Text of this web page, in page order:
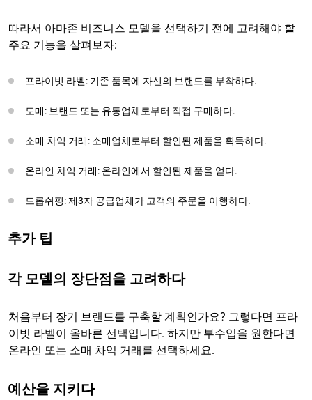
따라서 아마존 비즈니스 모델을 선택하기 전에 고려해야 할
주요 기능을 살펴보자:
프라이빗 라벨: 기존 품목에 자신의 브랜드를 부착하다.
도매: 브랜드 또는 유통업체로부터 직접 구매하다.
소매 차익 거래: 소매업체로부터 할인된 제품을 획득하다.
온라인 차익 거래: 온라인에서 할인된 제품을 얻다.
드롭쉬핑: 제3자 공급업체가 고객의 주문을 이행하다.
추가 팁
각 모델의 장단점을 고려하다
처음부터 장기 브랜드를 구축할 계획인가요? 그렇다면 프라
이빗 라벨이 올바른 선택입니다. 하지만 부수입을 원한다면
온라인 또는 소매 차익 거래를 선택하세요.
예산을 지키다